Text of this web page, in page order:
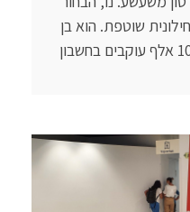
שוטפת. הוא בן
26, אושיית רשת עם יותר מ-100 אלף עוקבים בחשבון